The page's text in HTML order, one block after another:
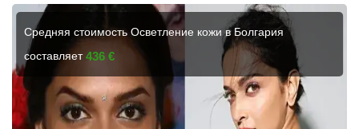
Средняя стоимость Осветление кожи в Болгария
составляет436 €